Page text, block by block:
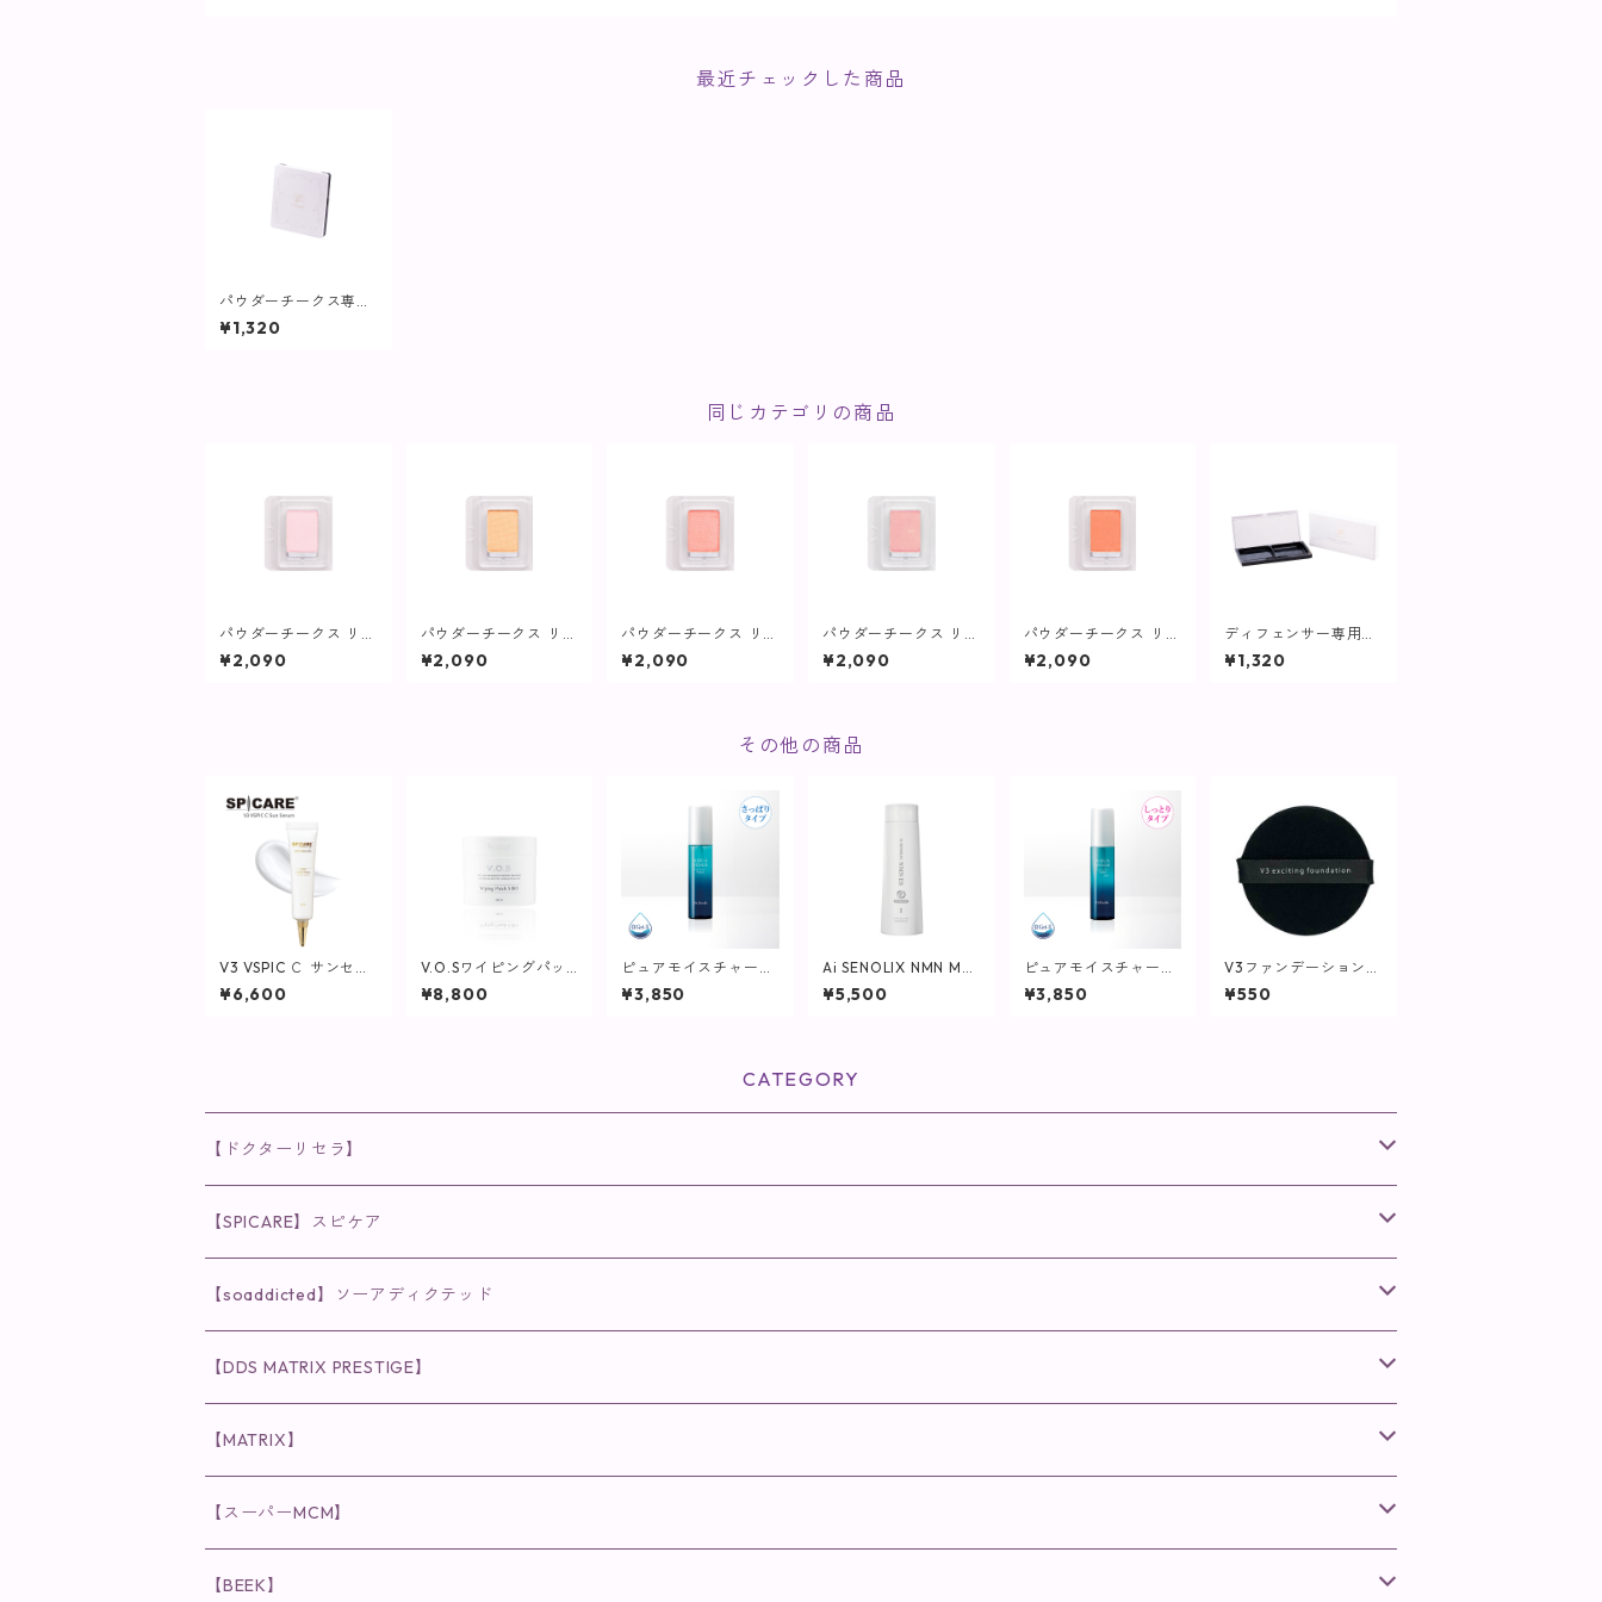
最近チェックした商品
パウダーチークス専用
コンパクトケース【ヴ
ィプランツ】
¥1,320
同じカテゴリの商品
パウダーチークス リフ
ィル(ブラシなし)ピン
ク/ハイライトPK01P
¥2,090
パウダーチークス リフ
ィル(ブラシなし) オレ
ンジ/ハイライトYE01
¥2,090
パウダーチークス リフ
ィル(ブラシなし) コー
ラルピンク/ベース RD
¥2,090
パウダーチークス リフ
ィル(ブラシなし) ピン
ク/ベース PK02M【ヴ
¥2,090
パウダーチークス リフ
ィル(ブラシなし) オレ
ンジ/ベース OR01M
¥2,090
ディフェンサー専用コ
ンパクトケース(容器
のみ)【ヴィプラン
¥1,320
その他の商品
V3 VSPIC Ｃ サンセラ
ム
¥6,600
V.O.Sワイピングパッ
チ SIRO(白)230ml(80
枚入り)【SPICARE】
¥8,800
ピュアモイスチャーウ
ォーター/ 60mL【化
粧水/さっぱりタイ
¥3,850
Ai SENOLIX NMN MR
マイクロリペア （トリ
ートメント）
¥5,500
ピュアモイスチャーウ
ォーターヴェール / 6
0mL【化粧水/しっと
¥3,850
V3ファンデーション専
用パフ【SPICARE】
¥550
CATEGORY
【ドクターリセラ】
◉AQUA VENUS
クレンジング・洗顔
化粧水
◉VI PLANTE
リキッド
ディフェンサー
◉ナチュリスティーアクレス
クレンジング
洗顔
◉インナーケア
食品
粒タイプ
◉cocochia
ヘナカラー
◉美顔器
【SPICARE】スピケア
◉V3シリーズ
ファンデーション・ベース
クレンジング・洗顔
◉V3 VSPIC C Line
クレンジング・洗顔
化粧水
◉スピケアシリーズ
◉V.O.Sシリーズ
クレンジング・洗顔
◉メンズシリーズ
【soaddicted】ソーアディクテッド
ラッシュアディクト
まつ毛用美容液
眉毛用美容液
リップアディクト
唇用美容液
ヘアアディクト
【DDS MATRIX PRESTIGE】
スキンケアシリーズ
美容液
【MATRIX】
スキンケアシリーズ
美容液
【スーパーMCM】
インナーケア
【BEEK】